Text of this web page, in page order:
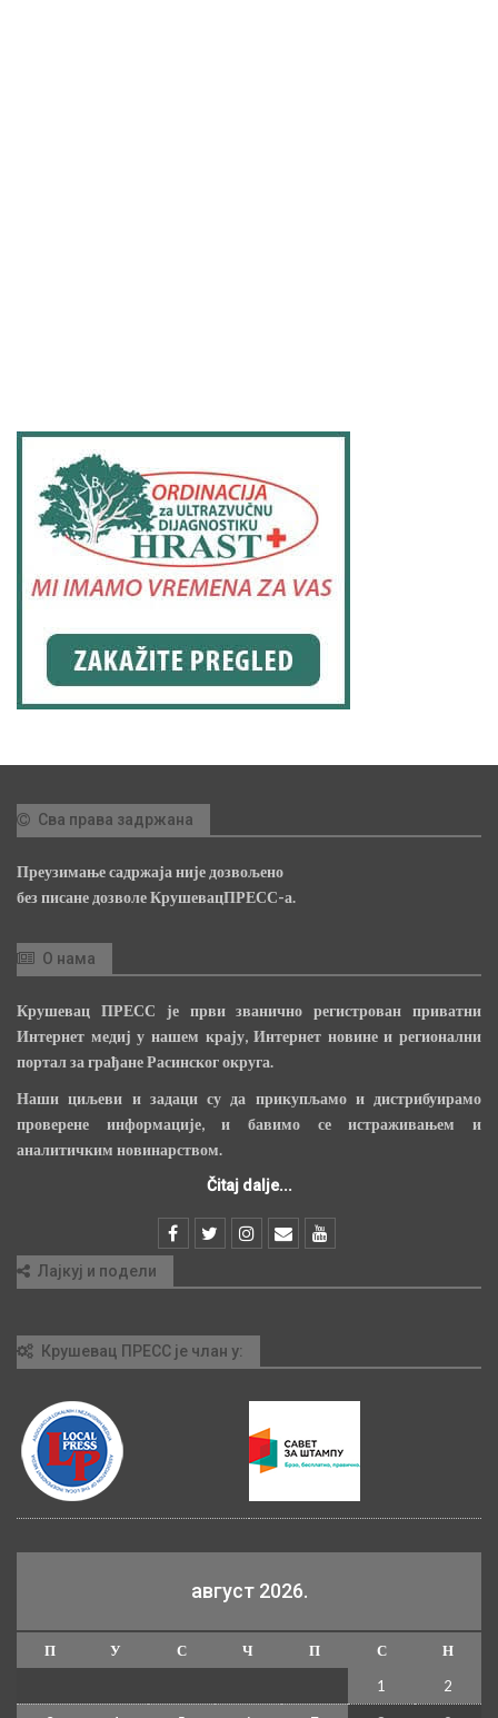
Сва права задржана
Преузимање садржаја није дозвољено
без писане дозволе КрушевацПРЕСС-а.
О нама
Крушевац ПРЕСС је први званично регистрован приватни
Интернет медиј у нашем крају, Интернет новине и регионални
портал за грађане Расинског округа.
Наши циљеви и задаци су да прикупљамо и дистрибуирамо
проверене информације, и бавимо се истраживањем и
аналитичким новинарством.
Čitaj dalje...
Лајкуј и подели
Крушевац ПРЕСС је члан у:
август 2026.
П У С Ч П С
Н
1
2